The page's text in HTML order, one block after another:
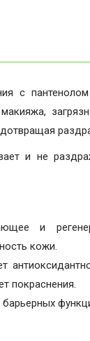
с пантенолом
и не
и
кожи.
покраснения.